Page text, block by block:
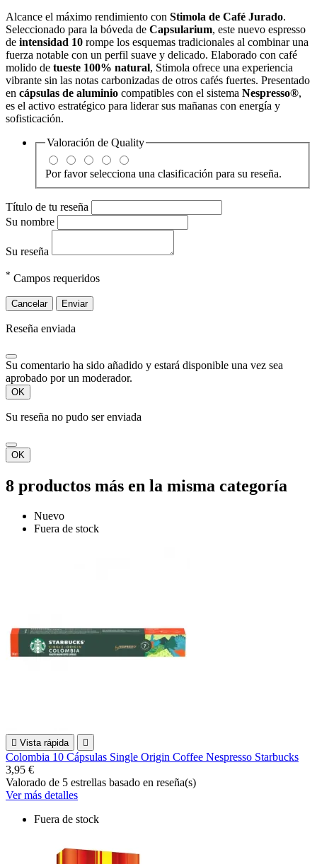
Alcance el máximo rendimiento con Stimola de Café Jurado.
Seleccionado para la bóveda de Capsularium, este nuevo espresso
de intensidad 10 rompe los esquemas tradicionales al combinar una
fuerza notable con un perfil suave y delicado. Elaborado con café
molido de tueste 100% natural, Stimola ofrece una experiencia
vibrante sin las notas carbonizadas de otros cafés fuertes. Presentado
en cápsulas de aluminio compatibles con el sistema Nespresso®,
es el activo estratégico para liderar sus mañanas con energía y
sofisticación.
Valoración de Quality
Por favor selecciona una clasificación para su reseña.
Título de tu reseña
Su nombre
Su reseña
* Campos requeridos
Cancelar Enviar
Reseña enviada
Su comentario ha sido añadido y estará disponible una vez sea
aprobado por un moderador.
OK
Su reseña no pudo ser enviada
OK
8 productos más en la misma categoría
Nuevo
Fuera de stock
 Vista rápida 
Colombia 10 Cápsulas Single Origin Coffee Nespresso Starbucks
3,95 €
Valorado de 5 estrellas basado en reseña(s)
Ver más detalles
Fuera de stock